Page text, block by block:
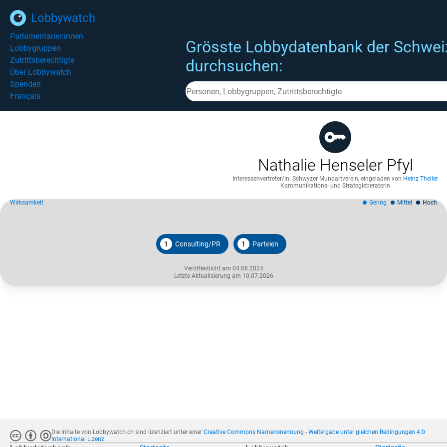
Lobbywatch
Parlamentarier:innen
Lobbygruppen
Zutrittsberechtigte
Über Lobbywatch
Spenden
Français
Grösste Lobbydatenbank der
durchsuchen:
Nathalie Henseler Pfyl
Interessenvertreter/in: Schwyzer Mundartverein, eingeladen von Heinz Theiler
Kommunikations- und Strategieberaterin
1 Consulting/PR 1 Parteien
Veröffentlicht am 04.06.2024
Letzte Aktualisierung am 10.07.2026
Wirksamkeit Gering Mittel Hoch
Die Inhalte von Lobbywatch.ch sind lizenziert unter einerCreative Commons Namensnennung - Weitergabe unter gleichen Bedingungen 4.0
International Lizenz.